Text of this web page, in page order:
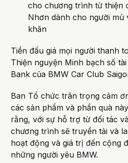
cho chương trình từ thiện
Nhơn dành cho người mù
khăn
Tiền đấu giá mọi người thanh
Thiện nguyện Minh bạch số
Bank của BMW Car Club
Ban Tổ chức trân trọng cảm
các sản phẩm và phần quà
rằng, với sự hỗ trợ từ đối tác
chương trình sẽ truyền tải và
hoạt động và giá trị đến cộng
những người yêu BMW.